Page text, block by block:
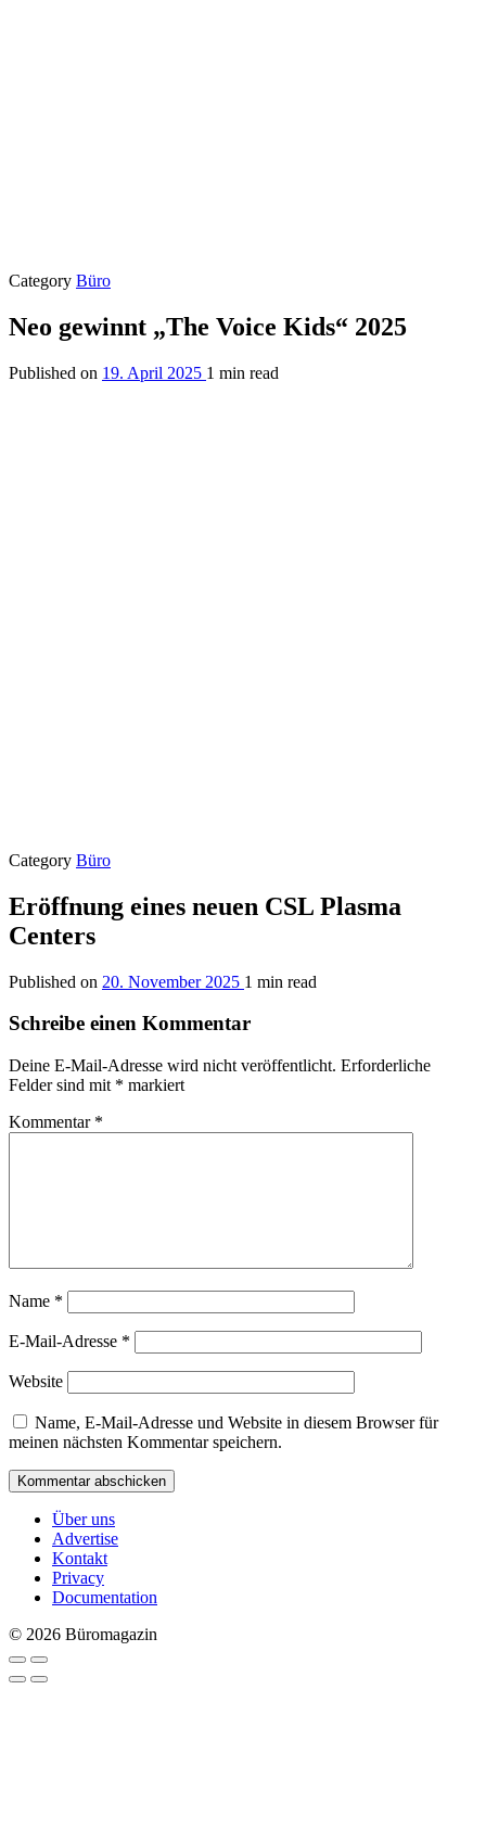
Category Büro
Neo gewinnt „The Voice Kids“ 2025
Published on 19. April 2025 1 min read
Category Büro
Eröffnung eines neuen CSL Plasma
Centers
Published on 20. November 2025 1 min read
Schreibe einen Kommentar
Deine E-Mail-Adresse wird nicht veröffentlicht. Erforderliche
Felder sind mit * markiert
Kommentar *
Name *
E-Mail-Adresse *
Website
Name, E-Mail-Adresse und Website in diesem Browser für
meinen nächsten Kommentar speichern.
Über uns
Advertise
Kontakt
Privacy
Documentation
© 2026 Büromagazin